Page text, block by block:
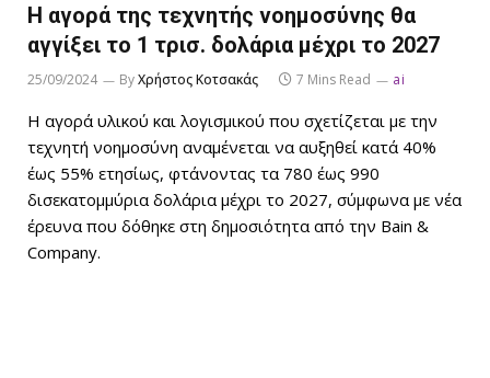
Η αγορά της τεχνητής νοημοσύνης θα
αγγίξει το 1 τρισ. δολάρια μέχρι το 2027
25/09/2024 ByΧρήστος Κοτσακάς 7 Mins Read ai
Η αγορά υλικού και λογισμικού που σχετίζεται με την
τεχνητή νοημοσύνη αναμένεται να αυξηθεί κατά 40%
έως 55% ετησίως, φτάνοντας τα 780 έως 990
δισεκατομμύρια δολάρια μέχρι το 2027, σύμφωνα με νέα
έρευνα που δόθηκε στη δημοσιότητα από την Bain &
Company.